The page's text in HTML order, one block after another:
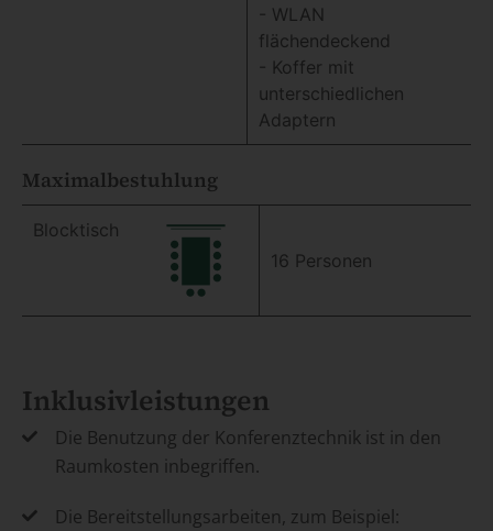
- WLAN
flächendeckend
- Koffer mit
unterschiedlichen
Adaptern
Maximalbestuhlung
Blocktisch
16 Personen
Inklusivleistungen
Die Benutzung der Konferenztechnik ist in den
Raumkosten inbegriffen.
Die Bereitstellungsarbeiten, zum Beispiel: